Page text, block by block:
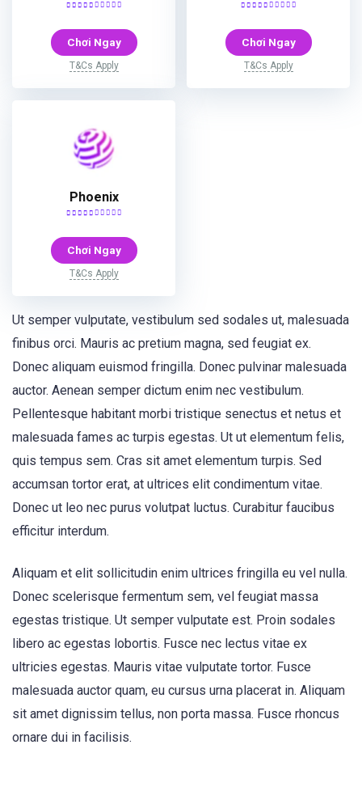
Chơi Ngay
T&Cs Apply
Chơi Ngay
T&Cs Apply
Phoenix
Chơi Ngay
T&Cs Apply
Ut semper vulputate, vestibulum sed sodales ut, malesuada
finibus orci. Mauris ac pretium magna, sed feugiat ex.
Donec aliquam euismod fringilla. Donec pulvinar malesuada
auctor. Aenean semper dictum enim nec vestibulum.
Pellentesque habitant morbi tristique senectus et netus et
malesuada fames ac turpis egestas. Ut ut elementum felis,
quis tempus sem. Cras sit amet elementum turpis. Sed
accumsan tortor erat, at ultrices elit condimentum vitae.
Donec ut leo nec purus volutpat luctus. Curabitur faucibus
efficitur interdum.
Aliquam et elit sollicitudin enim ultrices fringilla eu vel nulla.
Donec scelerisque fermentum sem, vel feugiat massa
egestas tristique. Ut semper vulputate est. Proin sodales
libero ac egestas lobortis. Fusce nec lectus vitae ex
ultricies egestas. Mauris vitae vulputate tortor. Fusce
malesuada auctor quam, eu cursus urna placerat in. Aliquam
sit amet dignissim tellus, non porta massa. Fusce rhoncus
ornare dui in facilisis.